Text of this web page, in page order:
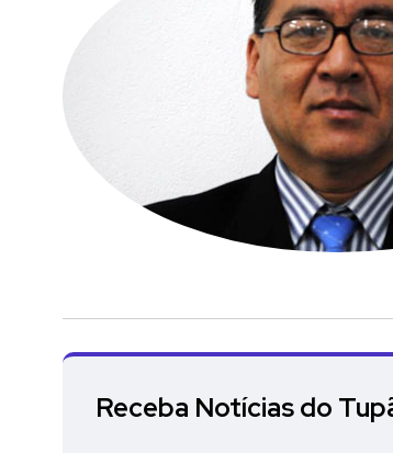
Receba Notícias do